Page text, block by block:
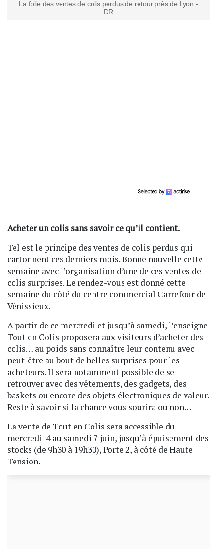
La folie des ventes de colis perdus de retour près de Lyon -
DR
Acheter un colis sans savoir ce qu’il contient.
Tel est le principe des ventes de colis perdus qui
cartonnent ces derniers mois. Bonne nouvelle cette
semaine avec l’organisation d’une de ces ventes de
colis surprises. Le rendez-vous est donné cette
semaine du côté du centre commercial Carrefour de
Vénissieux.
A partir de ce mercredi et jusqu’à samedi, l’enseigne
Tout en Colis proposera aux visiteurs d’acheter des
colis… au poids sans connaître leur contenu avec
peut-être au bout de belles surprises pour les
acheteurs. Il sera notamment possible de se
retrouver avec des vêtements, des gadgets, des
baskets ou encore des objets électroniques de valeur.
Reste à savoir si la chance vous sourira ou non…
La vente de Tout en Colis sera accessible du
mercredi 4 au samedi 7 juin, jusqu’à épuisement des
stocks (de 9h30 à 19h30), Porte 2, à côté de Haute
Tension.